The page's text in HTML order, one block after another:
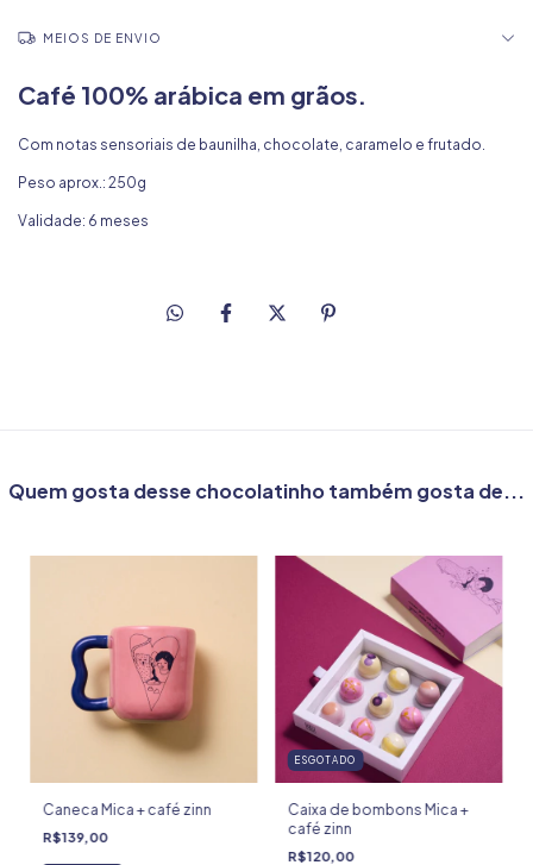
MEIOS DE ENVIO
Café 100% arábica em grãos.
Com notas sensoriais de baunilha, chocolate, caramelo e frutado.
Peso aprox.: 250g
Validade: 6 meses
Quem gosta desse chocolatinho também gosta de...
Caneca Mica + café zinn
R$139,00
ESGOTADO
Caixa de bombons Mica +
café zinn
R$120,00